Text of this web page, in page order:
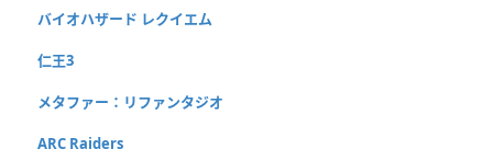
バイオハザード レクイエム
仁王3
メタファー：リファンタジオ
ARC Raiders